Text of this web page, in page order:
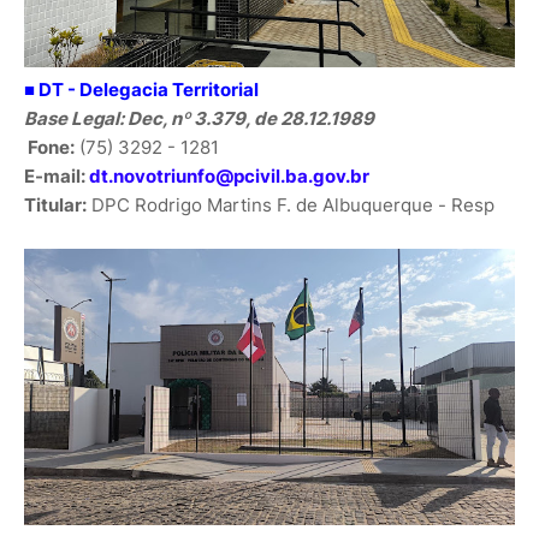
■ DT - Delegacia Territorial
Base Legal: Dec, nº 3.379, de 28.12.1989
Fone: (75) 3292 - 1281
E-mail:dt.novotriunfo@pcivil.ba.gov.br
Titular: DPC Rodrigo Martins F. de Albuquerque - Resp